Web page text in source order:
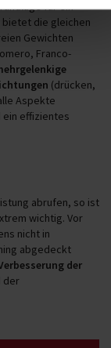
für ein
bietet die gleichen
Gewichten
Franco-
(drücken,
Aspekte
ein effizientes
abrufen, so ist
wichtig. Vor
nicht in
abgedeckt
der
der